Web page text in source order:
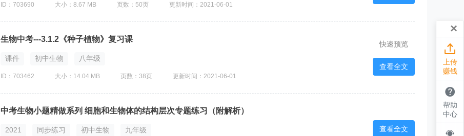
ID：703690 大小：8.67 MB 页数：50页 更新时间：2021-06-01
生物中考---3.1.2《种子植物》复习课
课件 初中生物 八年级
ID：703462 大小：14.04 MB 页数：38页 更新时间：2021-06-01
快速预览
查看全文
中考生物小题精做系列 细胞和生物体的结构层次专题练习（附解析）
2021 同步练习 初中生物 九年级 查看全文
×

上传
赚钱

帮助
中心